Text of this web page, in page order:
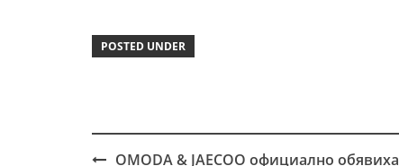
POSTED UNDER
OMODA & JAECOO официално обявиха